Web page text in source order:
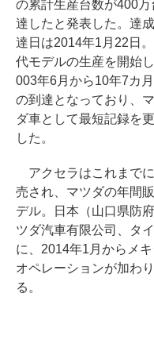
の累計生産台数が400万
達したと発表した。達
達日は2014年1月22日
代モデルの生産を開始
003年6月から10年7カ
の到達となっており、
ダ車として最短記録を
した。
アクセラはこれまで
売され、マツダの年間
デル。日本（山口県防
ツダ汽車有限公司、タ
に、2014年1月からメ
オペレーションが加わ
る。